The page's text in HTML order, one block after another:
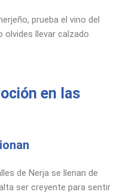
prueba el vino del
olvides llevar calzado
en las
de Nerja se llenan de
ser creyente para sentir